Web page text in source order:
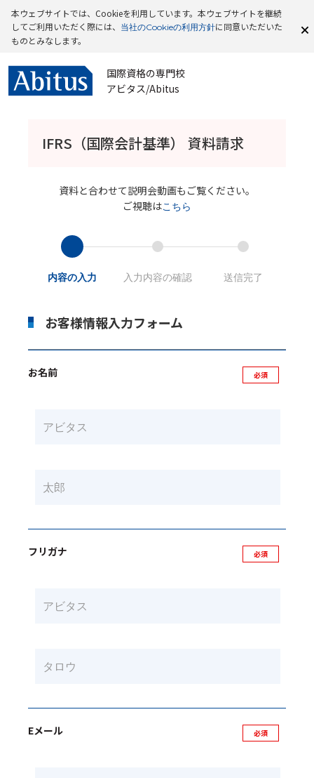
本ウェブサイトでは、Cookieを利用しています。本ウェブサイトを継続
してご利用いただく際には、
当社のCookieの利用方針に同意いただいた
ものとみなします。
国際資格の専門校
アビタス/Abitus
IFRS（国際会計基準） 資料請求
資料と合わせて説明会動画もご覧ください。
ご視聴はこちら
内容の入力 入力内容の確認 送信完了
お客様情報入力フォーム
お名前
フリガナ
Eメール